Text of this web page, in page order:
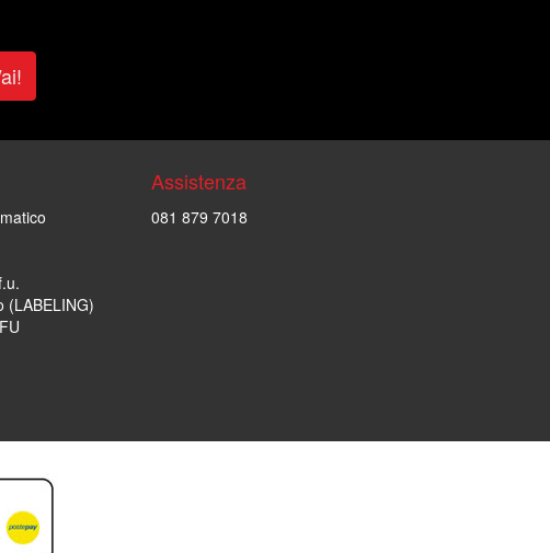
(LABELING)
Assistenza
081 879 7018